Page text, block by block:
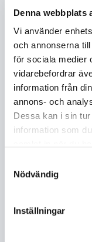
Denna webbplats
Vi använder
och annonserna
för sociala medier
vidarebefordrar
information från
annons- och
Dessa kan i sin
information som
Nödvändig
Inställningar
expanderat från
Organisationen
och haft en årlig
har ofta varit
stärka sin
hennes största
implementera en
Modellen sätter
bättre
kundupplevelse.
struktur som
affärsmässighet.
Boka